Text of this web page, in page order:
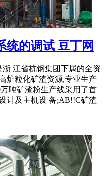
统的调试 豆丁网
江省杭钢集团下属的全资
炉粒化矿渣资源,专业生产
吨矿渣粉生产线采用了首
计及主机设 备;AB!!C矿渣